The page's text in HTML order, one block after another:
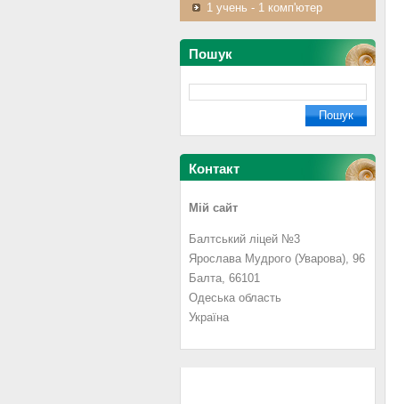
1 учень - 1 комп'ютер
Пошук
Контакт
Мій сайт
Балтський ліцей №3
Ярослава Мудрого (Уварова), 96
Балта, 66101
Одеська область
Україна